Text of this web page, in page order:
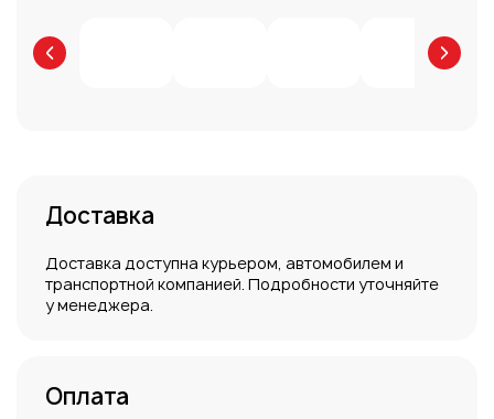
Доставка
Доставка доступна курьером, автомобилем и
транспортной компанией. Подробности уточняйте
у менеджера.
Оплата